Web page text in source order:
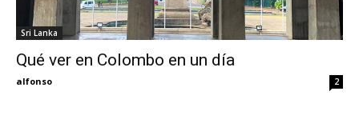
My
Sri Lanka
Qué ver en Colombo en un día
alfonso 2